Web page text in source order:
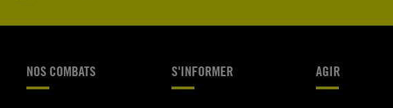
NOS COMBATS S'INFORMER AGIR